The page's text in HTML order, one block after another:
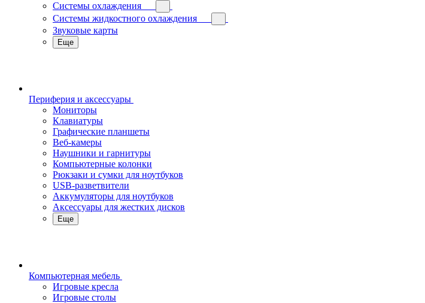
Системы охлаждения
Системы жидкостного охлаждения
Звуковые карты
Еще
Периферия и аксессуары
Мониторы
Клавиатуры
Графические планшеты
Веб-камеры
Наушники и гарнитуры
Компьютерные колонки
Рюкзаки и сумки для ноутбуков
USB-разветвители
Аккумуляторы для ноутбуков
Аксессуары для жестких дисков
Еще
Компьютерная мебель
Игровые кресла
Игровые столы